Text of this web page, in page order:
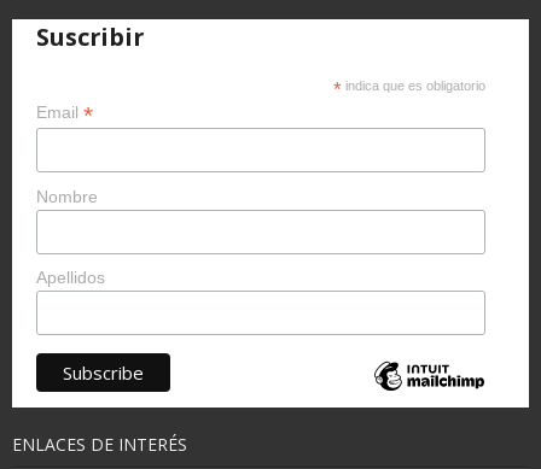
Suscribir
* indica que es obligatorio
Email *
Nombre
Apellidos
ENLACES DE INTERÉS